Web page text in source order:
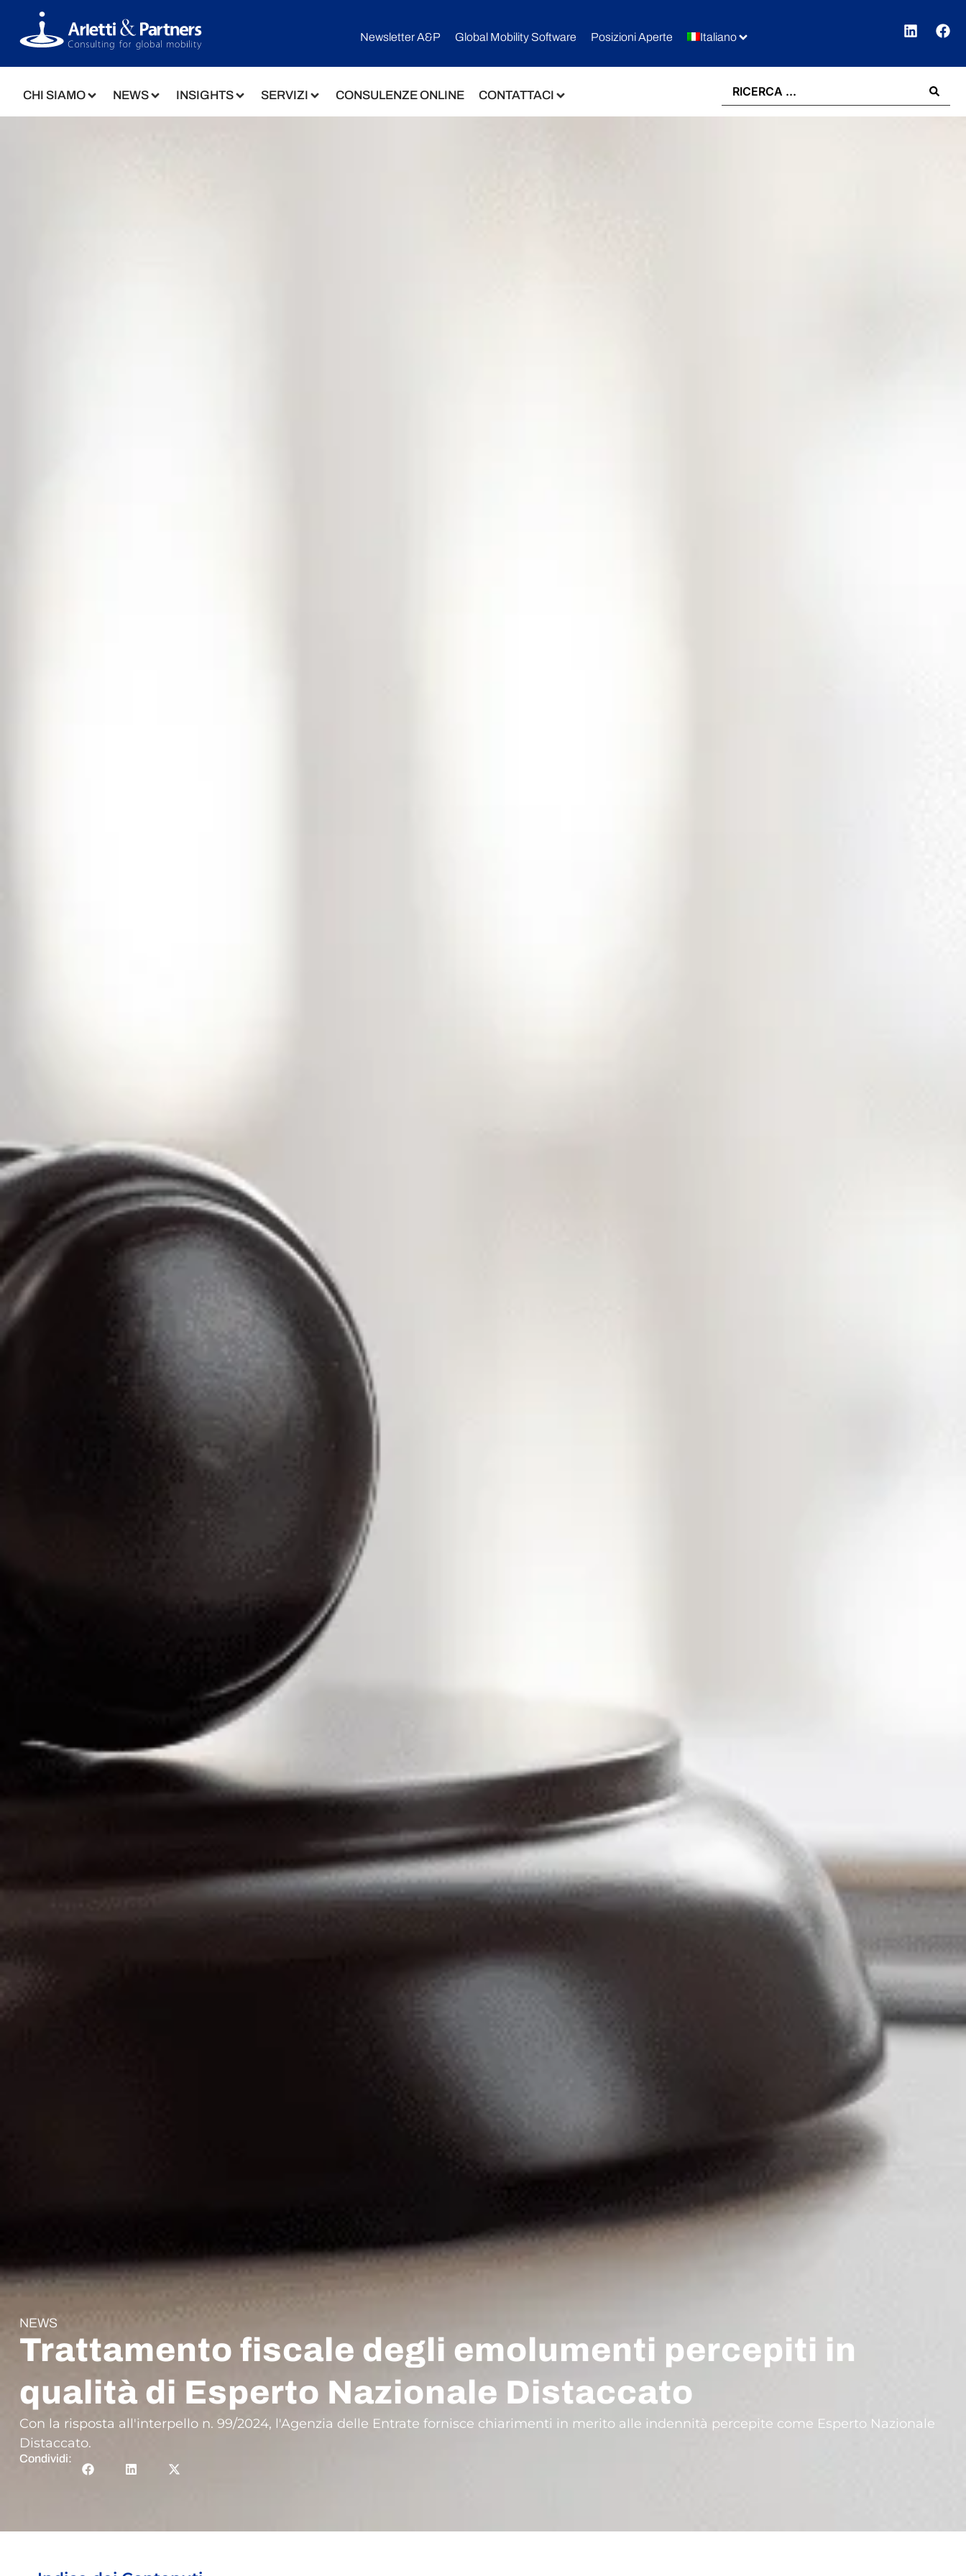
Newsletter A&P Global Mobility Software​ Posizioni Aperte Italiano
CHI SIAMO NEWS INSIGHTS SERVIZI CONSULENZE ONLINE CONTATTACI
NEWS
Trattamento fiscale degli emolumenti percepiti in
qualità di Esperto Nazionale Distaccato
Con la risposta all'interpello n. 99/2024, l'Agenzia delle Entrate fornisce chiarimenti in merito alle indennità percepite come Esperto Nazionale
Distaccato.
Condividi: